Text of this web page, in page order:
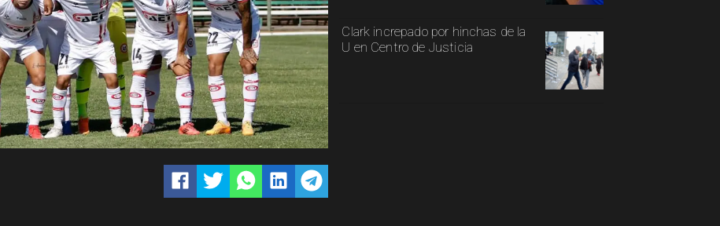
Clark increpado por hinchas de la
U en Centro de Justicia